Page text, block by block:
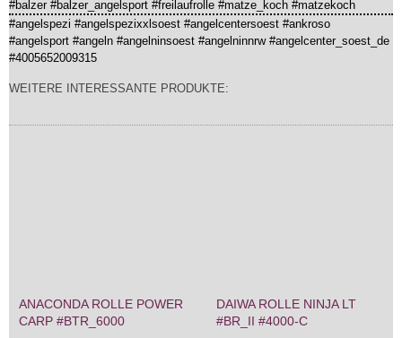
#balzer #balzer_angelsport #freilaufrolle #matze_koch #matzekoch
#angelspezi #angelspezixxlsoest #angelcentersoest #ankroso
#angelsport #angeln #angelninsoest #angelninnrw #angelcenter_soest_de
#4005652009315
WEITERE INTERESSANTE PRODUKTE:
ANACONDA ROLLE POWER
CARP #BTR_6000
DAIWA ROLLE NINJA LT
#BR_II #4000-C